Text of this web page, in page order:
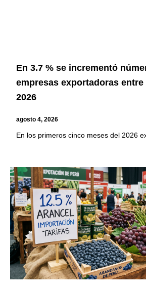
En 3.7 % se incrementó
empresas exportadoras
2026
agosto 4, 2026
En los primeros cinco meses del 2026